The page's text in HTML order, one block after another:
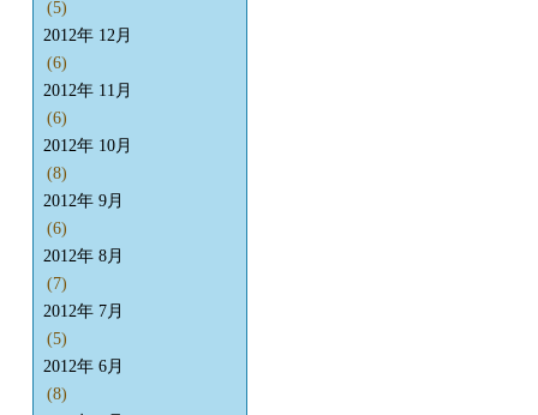
(5)
2012年 12月
(6)
2012年 11月
(6)
2012年 10月
(8)
2012年 9月
(6)
2012年 8月
(7)
2012年 7月
(5)
2012年 6月
(8)